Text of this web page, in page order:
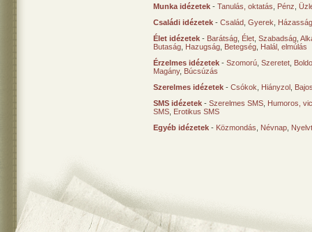
Munka idézetek - Tanulás, oktatás Pénz
Családi idézetek - Család Gyerek
Élet idézetek - Barátság Élet Szabadság
Butaság Hazugság Betegség Halál, elmúlás
Érzelmes idézetek - Szomorú Szeretet
Magány, Búcsúzás
Szerelmes idézetek - Csókok Hiányzol
SMS idézetek - Szerelmes SMS Humoros,
SMS Erotikus SMS
Egyéb idézetek - Közmondás Névnap